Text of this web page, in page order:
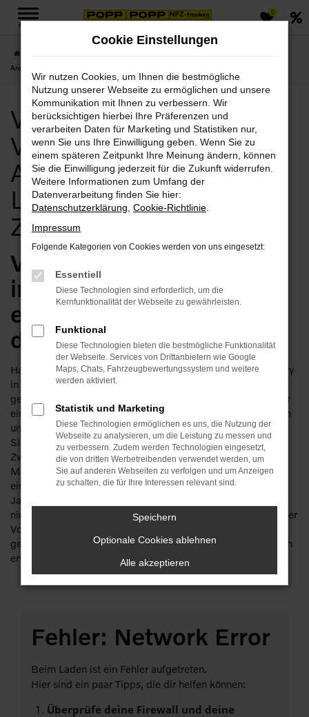
Zum
MENÜ
0
Angebote mit Lieferservice nach Zwickau
Volvo Zwickau, Volvo
V60 Cross Country
Angebote mit
Lieferservice nach
Zwickau
Volvo V60 Cross Country
in Zwickau – jetzt
einsteigen und
durchstarten
Haben Sie Lust, schon bald in Ihrem Volvo V60 Cross Country
in Zwickau unterwegs zu sein? Dann lassen Sie uns
gemeinsam daran „arbeiten“. Keine Sorge: wir verfügen über
eine Erfahrung von mehr als 110 Jahren im Automobilbereich
und haben schon so manchen Traum erfüllt. So werden auch
Sie staunen, wie günstig ein Volvo V60 Cross Country für
Zwickau zu haben ist und wie viele unterschiedliche
Möglichkeiten existieren. Die Rede ist unter anderem von
einem Neuwagen. Oder einem Gebrauchtfahrzeug, einem
Jahreswagen, einer Tageszulassung. Die Ideen gehen uns
nicht aus und unser Ziel ist Ihre Mobilität in Zwickau. Dass der
Volvo V60 Cross Country hierfür eines der am Besten
geeigneten Fahrzeuge ist, braucht hoffentlich nicht zusätzlich
erwähnt zu werden.
Fehler: Network Error
Beim Laden ist ein Fehler aufgetreten.
Hier sind ein paar Tipps, die dir helfen können:
Überprüfe deine Firewall und deine
Cookie Einstellungen
Wir nutzen Cookies, um Ihnen die bestmögliche
Nutzung unserer Webseite zu ermöglichen und unsere
Kommunikation mit Ihnen zu verbessern. Wir
berücksichtigen hierbei Ihre Präferenzen und
verarbeiten Daten für Marketing und Statistiken nur,
wenn Sie uns Ihre Einwilligung geben. Wenn Sie zu
einem späteren Zeitpunkt Ihre Meinung ändern, können
Sie die Einwilligung jederzeit für die Zukunft widerrufen.
Weitere Informationen zum Umfang der
Datenverarbeitung finden Sie hier:
Datenschutzerklärung Cookie-Richtlinie
Impressum
Folgende Kategorien von Cookies werden von uns eingesetzt:
Essentiell
Diese Technologien sind erforderlich, um die
Kernfunktionalität der Webseite zu gewährleisten.
Funktional
Diese Technologien bieten die bestmögliche Funktionalität
der Webseite. Services von Drittanbietern wie Google
Maps, Chats, Fahrzeugbewertungssystem und weitere
werden aktiviert.
Statistik und Marketing
Diese Technologien ermöglichen es uns, die Nutzung der
Webseite zu analysieren, um die Leistung zu messen und
zu verbessern. Zudem werden Technologien eingesetzt,
die von dritten Werbetreibenden verwendet werden, um
Sie auf anderen Webseiten zu verfolgen und um Anzeigen
zu schalten, die für Ihre Interessen relevant sind.
Speichern
Optionale Cookies ablehnen
Alle akzeptieren